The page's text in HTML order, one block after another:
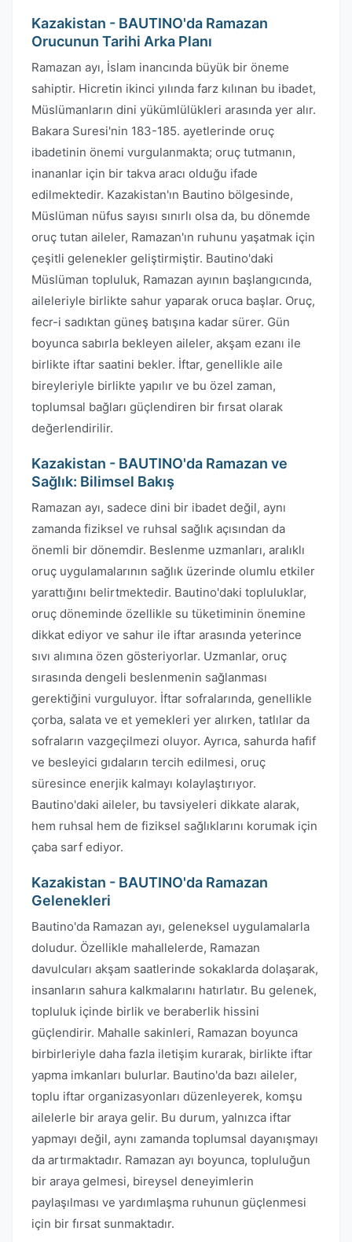
Kazakistan - BAUTINO'da Ramazan
Orucunun Tarihi Arka Planı
Ramazan ayı, İslam inancında büyük bir öneme
sahiptir. Hicretin ikinci yılında farz kılınan bu ibadet,
Müslümanların dini yükümlülükleri arasında yer alır.
Bakara Suresi'nin 183-185. ayetlerinde oruç
ibadetinin önemi vurgulanmakta; oruç tutmanın,
inananlar için bir takva aracı olduğu ifade
edilmektedir. Kazakistan'ın Bautino bölgesinde,
Müslüman nüfus sayısı sınırlı olsa da, bu dönemde
oruç tutan aileler, Ramazan'ın ruhunu yaşatmak için
çeşitli gelenekler geliştirmiştir. Bautino'daki
Müslüman topluluk, Ramazan ayının başlangıcında,
aileleriyle birlikte sahur yaparak oruca başlar. Oruç,
fecr-i sadıktan güneş batışına kadar sürer. Gün
boyunca sabırla bekleyen aileler, akşam ezanı ile
birlikte iftar saatini bekler. İftar, genellikle aile
bireyleriyle birlikte yapılır ve bu özel zaman,
toplumsal bağları güçlendiren bir fırsat olarak
değerlendirilir.
Kazakistan - BAUTINO'da Ramazan ve
Sağlık: Bilimsel Bakış
Ramazan ayı, sadece dini bir ibadet değil, aynı
zamanda fiziksel ve ruhsal sağlık açısından da
önemli bir dönemdir. Beslenme uzmanları, aralıklı
oruç uygulamalarının sağlık üzerinde olumlu etkiler
yarattığını belirtmektedir. Bautino'daki topluluklar,
oruç döneminde özellikle su tüketiminin önemine
dikkat ediyor ve sahur ile iftar arasında yeterince
sıvı alımına özen gösteriyorlar. Uzmanlar, oruç
sırasında dengeli beslenmenin sağlanması
gerektiğini vurguluyor. İftar sofralarında, genellikle
çorba, salata ve et yemekleri yer alırken, tatlılar da
sofraların vazgeçilmezi oluyor. Ayrıca, sahurda hafif
ve besleyici gıdaların tercih edilmesi, oruç
süresince enerjik kalmayı kolaylaştırıyor.
Bautino'daki aileler, bu tavsiyeleri dikkate alarak,
hem ruhsal hem de fiziksel sağlıklarını korumak için
çaba sarf ediyor.
Kazakistan - BAUTINO'da Ramazan
Gelenekleri
Bautino'da Ramazan ayı, geleneksel uygulamalarla
doludur. Özellikle mahallelerde, Ramazan
davulcuları akşam saatlerinde sokaklarda dolaşarak,
insanların sahura kalkmalarını hatırlatır. Bu gelenek,
topluluk içinde birlik ve beraberlik hissini
güçlendirir. Mahalle sakinleri, Ramazan boyunca
birbirleriyle daha fazla iletişim kurarak, birlikte iftar
yapma imkanları bulurlar. Bautino'da bazı aileler,
toplu iftar organizasyonları düzenleyerek, komşu
ailelerle bir araya gelir. Bu durum, yalnızca iftar
yapmayı değil, aynı zamanda toplumsal dayanışmayı
da artırmaktadır. Ramazan ayı boyunca, topluluğun
bir araya gelmesi, bireysel deneyimlerin
paylaşılması ve yardımlaşma ruhunun güçlenmesi
için bir fırsat sunmaktadır.